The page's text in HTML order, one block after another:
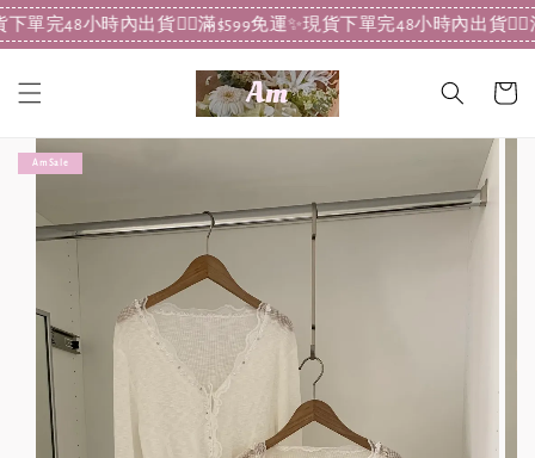
單完48小時內出貨❤️‍🔥滿$599免運✨現貨下單完48小時內出貨❤️‍🔥
Am Sale